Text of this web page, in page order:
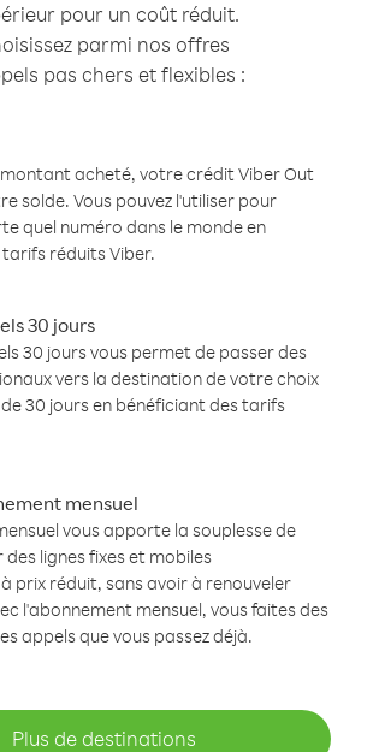
pour un coût réduit.
parmi nos offres
pas chers et flexibles :
montant acheté, votre crédit Viber Out
solde. Vous pouvez l'utiliser pour
quel numéro dans le monde en
réduits Viber.
30 jours
30 jours vous permet de passer des
vers la destination de votre choix
30 jours en bénéficiant des tarifs
mensuel
vous apporte la souplesse de
lignes fixes et mobiles
prix réduit, sans avoir à renouveler
l'abonnement mensuel, vous faites des
appels que vous passez déjà.
Plus de destinations